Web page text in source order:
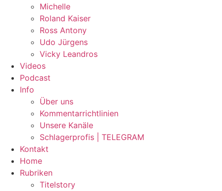
Michelle
Roland Kaiser
Ross Antony
Udo Jürgens
Vicky Leandros
Videos
Podcast
Info
Über uns
Kommentarrichtlinien
Unsere Kanäle
Schlagerprofis | TELEGRAM
Kontakt
Home
Rubriken
Titelstory